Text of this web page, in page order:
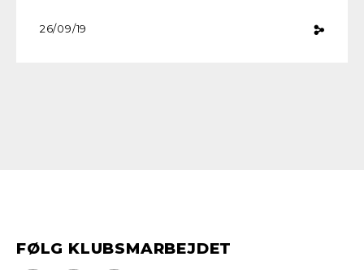
26/09/19
FØLG KLUBSMARBEJDET